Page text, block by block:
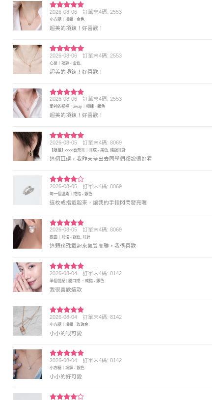
評分5 滿
分 5
2026-08-06 訂單末4碼: 2553
小方糖｜項鍊 - 金色
超美的項鍊！好喜歡！
評分5 滿
分 5
2026-08-06 訂單末4碼: 2553
心意｜項鍊 - 金色
超美的項鍊！好喜歡！
評分5 滿
分 5
2026-08-06 訂單末4碼: 2553
愛神的祝福．2way｜項鍊 - 銀色
超美的項鍊！好喜歡！
評分5 滿
分 5
2026-08-05 訂單末4碼: 8069
【限量】coco香奈耳｜耳環 - 黑色, 純銀耳針
這個耳環，我昨天帶出去同學們都說很好看
評分4
滿分 5
2026-08-05 訂單末4碼: 8069
每一個溫柔｜戒指 - 銀色
這枚戒指戴起來，讓我的手指閃閃發亮喔
評分5 滿
分 5
2026-08-05 訂單末4碼: 8069
夜曲｜耳環 - 銀色, 耳針
這顆珍珠戴起來氣質高雅，我很喜歡
評分5 滿
分 5
2026-08-04 訂單末4碼: 8142
半個世紀 | 開口戒 ．戒指 - 銀色
我很喜歡這款
評分5滿
分 5
2026-08-04 訂單末4碼: 8142
小方糖｜項鍊 - 玫瑰金
小小的很可愛
評分5 滿
分 5
2026-08-04 訂單末4碼: 8142
小方糖｜項鍊 - 銀色
小小的好可愛